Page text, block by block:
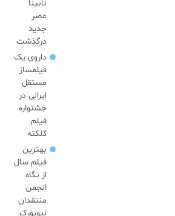
نابینا
عصر
جدید
درگذشت
داروی یک
فیلمساز
مستقل
ایرانی در
جشنواره
فیلم
کلکته
بهترین
فیلم سال
از نگاه
انجمن
منتقدان
نیویورک